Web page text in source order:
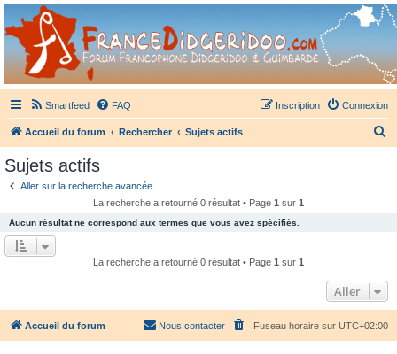
France Didgeridoo
Didgeridoo et Guimbarde sur France Didgeridoo - retrouvez la communauté.
Smartfeed FAQ Connexion
Inscription
Accueil du forum Rechercher Sujets actifs
h
e
r
Sujets actifs
Aller sur la recherche avancée
La recherche a retourné 0 résultat • Page 1 sur 1
Aucun résultat ne correspond aux termes que vous avez spécifiés.
La recherche a retourné 0 résultat • Page 1 sur 1
Aller
Accueil du forum Fuseau horaire sur UTC+02:00
Nous contacter